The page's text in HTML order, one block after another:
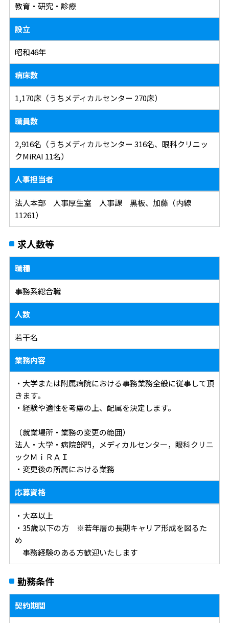
教育・研究・診療
設立
昭和46年
病床数
1,170床（うちメディカルセンター 270床）
職員数
2,916名（うちメディカルセンター 316名、眼科クリニッ
クMiRAI 11名）
人事担当者
法人本部 人事厚生室 人事課 黒板、加藤（内線
11261）
求人数等
職種
事務系総合職
人数
若干名
業務内容
・大学または附属病院における事務業務全般に従事して頂
きます。
・経験や適性を考慮の上、配属を決定します。
（就業場所・業務の変更の範囲）
法人・大学・病院部門，メディカルセンター，眼科クリニ
ックＭｉＲＡＩ
・変更後の所属における業務
応募資格
・大卒以上
・35歳以下の方 ※若年層の長期キャリア形成を図るた
め
事務経験のある方歓迎いたします
勤務条件
契約期間